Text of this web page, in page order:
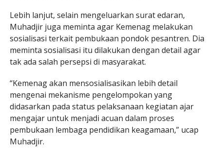
Lebih lanjut, selain mengeluarkan surat edaran,
Muhadjir juga meminta agar Kemenag melakukan
sosialisasi terkait pembukaan pondok pesantren. Dia
meminta sosialisasi itu dilakukan dengan detail agar
tak ada salah persepsi di masyarakat.
“Kemenag akan mensosialisasikan lebih detail
mengenai mekanisme pengelompokan yang
didasarkan pada status pelaksanaan kegiatan ajar
mengajar untuk menjadi acuan dalam proses
pembukaan lembaga pendidikan keagamaan,” ucap
Muhadjir.